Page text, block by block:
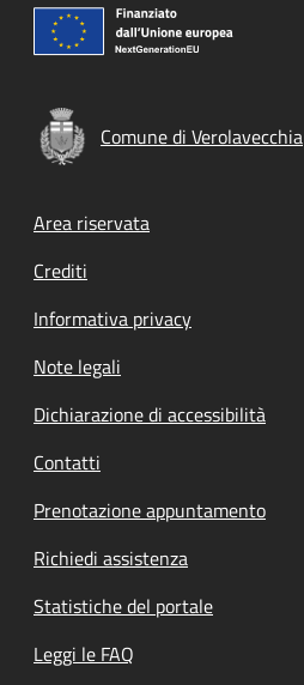
Comune di Verolavecchia
Footer menu
Area riservata
Crediti
Informativa privacy
Note legali
Dichiarazione di accessibilità
Contatti
Prenotazione appuntamento
Richiedi assistenza
Statistiche del portale
Leggi le FAQ